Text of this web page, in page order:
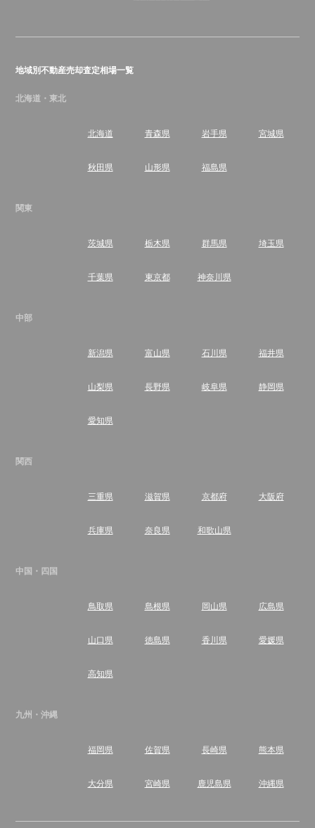
地域別不動産売却査定相場一覧
北海道・東北
北海道 青森県 岩手県 宮城県
秋田県 山形県 福島県
関東
茨城県 栃木県 群馬県 埼玉県
千葉県 東京都 神奈川県
中部
新潟県 富山県 石川県 福井県
山梨県 長野県 岐阜県 静岡県
愛知県
関西
三重県 滋賀県 京都府 大阪府
兵庫県 奈良県 和歌山県
中国・四国
鳥取県 島根県 岡山県 広島県
山口県 徳島県 香川県 愛媛県
高知県
九州・沖縄
福岡県 佐賀県 長崎県 熊本県
大分県 宮崎県 鹿児島県 沖縄県